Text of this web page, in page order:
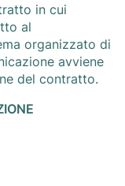
in cui
al
organizzato di
avviene
del contratto.